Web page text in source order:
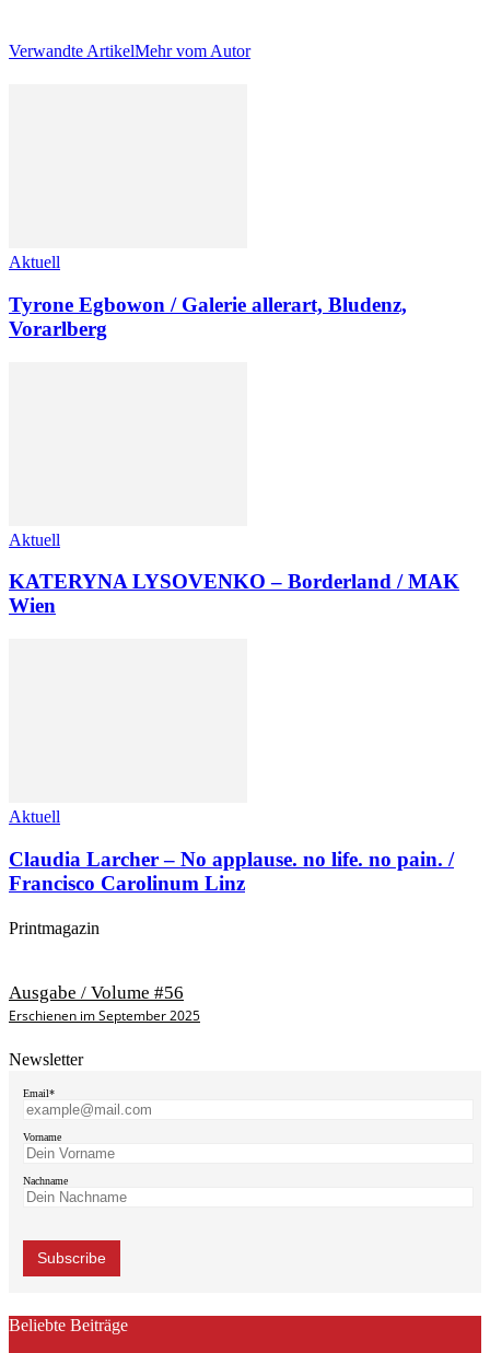
Verwandte ArtikelMehr vom Autor
Aktuell
Tyrone Egbowon / Galerie allerart, Bludenz,
Vorarlberg
Aktuell
KATERYNA LYSOVENKO – Borderland / MAK
Wien
Aktuell
Claudia Larcher – No applause. no life. no pain. /
Francisco Carolinum Linz
Printmagazin
Ausgabe / Volume #56
Erschienen im September 2025
Newsletter
Email*
Vorname
Nachname
Beliebte Beiträge